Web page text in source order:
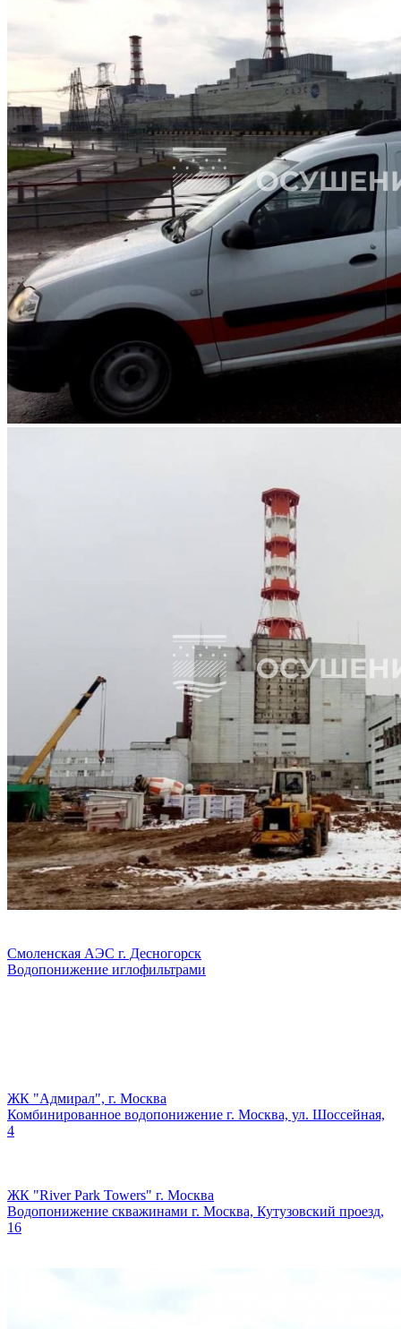
Смоленская АЭС г. Десногорск
Водопонижение иглофильтрами
ЖК "Адмирал", г. Москва
Комбинированное водопонижение г. Москва, ул. Шоссейная,
4
ЖК "River Park Towers" г. Москва
Водопонижение скважинами г. Москва, Кутузовский проезд,
16